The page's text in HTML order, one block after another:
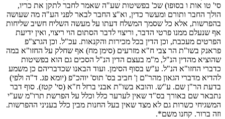
סי' טו אות ו בסופו) שכ' בפשיטות שע"ה שאמר לחבר לתקן את כריו,
הולך החבר ותורם ומעשר כדין, וא"צ החבר לבאר לפני הע"ה מה שעושה
בהפרשות, אלא כל שסמך המשלח דעתו על מעשה השליח חשיב שליחות
אף שנעלם ממנו פרטי הדבר, וריצוי לדבר הסתום הוי ריצוי, ואין ידיעת
הפרטים מעכבת, וכן הדין בכל מכירות והקנאות. עכ"ל. וכן הגרצ"פ
פראנק בשו"ת הר צבי ח"א מזרעים (סימן מח) אף שחלק על החזו"א במה
שהוציא מהדין הנ"ל, מ"מ בעצם הדין הנ"ל הסכים גם הוא בפשיטות
כדברי החזו"א הנ"ל. ע"ש בסוף הסימן. ועוד הבאנו שכדבריהם כן משמע
להדיא מדברי הגאון מהר"ם ן' חביב בס' תוס' יוהכ"פ (יומא פג. ד"ה ולפי)
בדעת הר"ן שם. ע"ש. והובא בשו"ת אבני ברזל ח"א (סי' קטז). סוף דבר
נתבאר שם באורך בס"ד שאין לערער כלל וכלל על הפרשת תרו"מ שע"י
המשגיחי כשרות גם לא מצד שאין בעל החנות מבין כלל בעניני ההפרשות.
וזה ברור. קחנו משם*
.